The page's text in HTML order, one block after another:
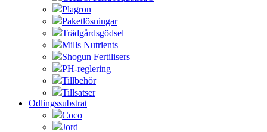
Plagron
Paketlösningar
Trädgårdsgödsel
Mills Nutrients
Shogun Fertilisers
PH-reglering
Tillbehör
Tillsatser
Odlingssubstrat
Coco
Jord